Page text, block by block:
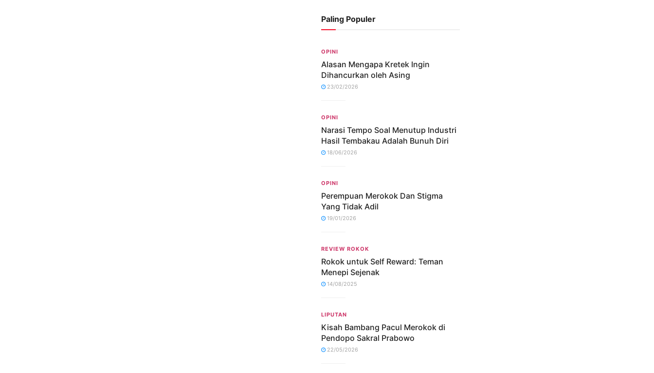
Paling Populer
OPINI
Alasan Mengapa Kretek Ingin
Dihancurkan oleh Asing
23/02/2026
OPINI
Narasi Tempo Soal Menutup Industri
Hasil Tembakau Adalah Bunuh Diri
18/06/2026
OPINI
Perempuan Merokok Dan Stigma
Yang Tidak Adil
19/01/2026
REVIEW ROKOK
Rokok untuk Self Reward: Teman
Menepi Sejenak
14/08/2025
LIPUTAN
Kisah Bambang Pacul Merokok di
Pendopo Sakral Prabowo
22/05/2026